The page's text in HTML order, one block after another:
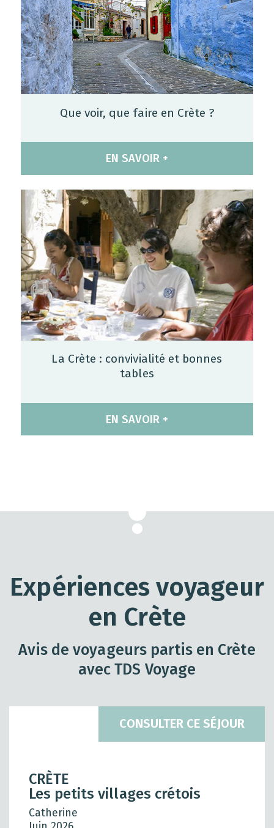
Que voir, que faire en Crète ?
EN SAVOIR +
La Crète : convivialité et bonnes
tables
EN SAVOIR +
Expériences voyageur
en Crète
Avis de voyageurs partis en Crète
avec TDS Voyage
CRÈTE
Les petits villages crétois
Catherine
CONSULTER CE SÉJOUR